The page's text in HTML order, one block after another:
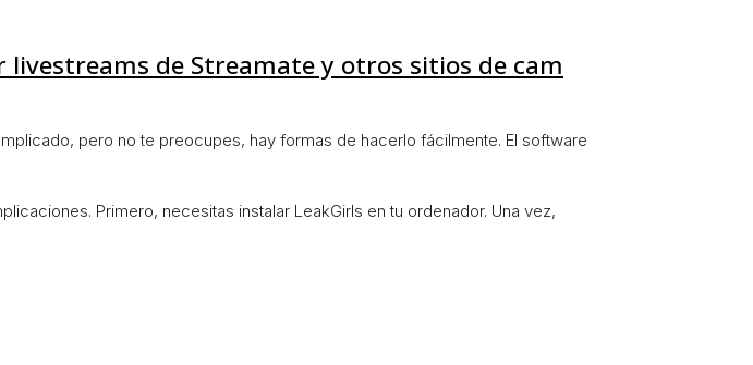
de Streamate y otros sitios de cam
pero no te preocupes, hay formas de hacerlo fácilmente. El software
Primero, necesitas instalar LeakGirls en tu ordenador. Una vez,